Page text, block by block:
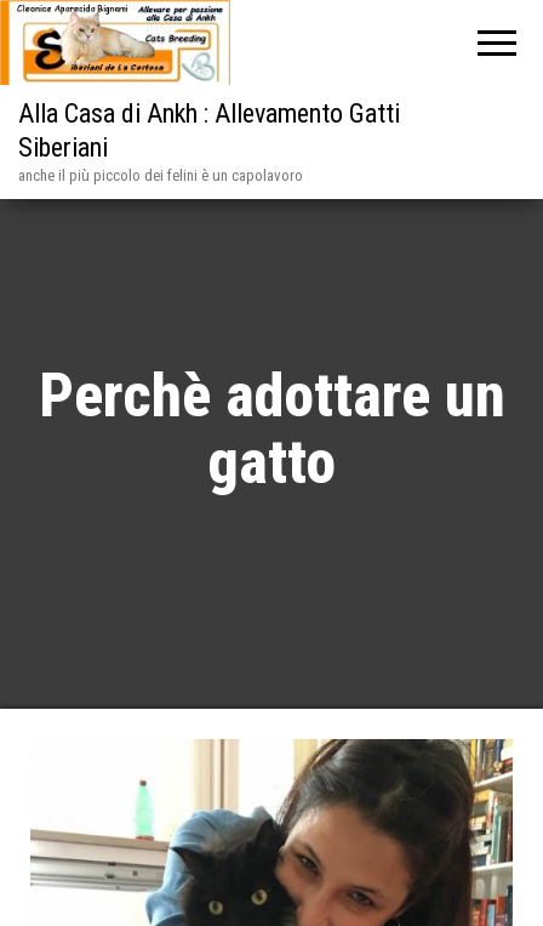
Alla Casa di Ankh : Allevamento Gatti
Siberiani
anche il più piccolo dei felini è un capolavoro
Perchè adottare un
gatto